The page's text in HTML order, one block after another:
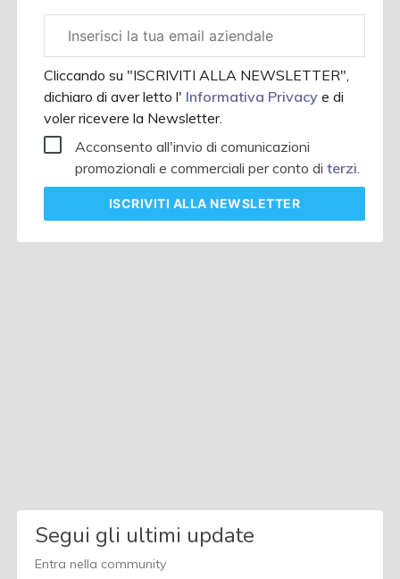
aziendale
Cliccando su "ISCRIVITI ALLA NEWSLETTER",
dichiaro di aver letto l' Informativa Privacye di
voler ricevere la Newsletter.
Acconsento all'invio di comunicazioni
promozionali e commerciali per conto diterzi
ISCRIVITI ALLA NEWSLETTER
Segui gli ultimi update
Entra nella community